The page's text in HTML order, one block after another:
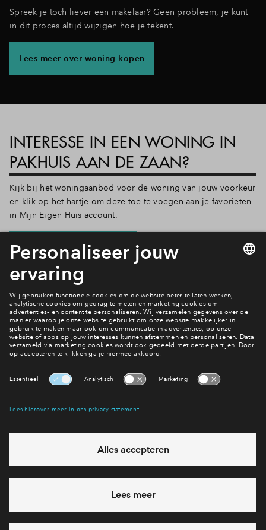
Spreek je toch liever een makelaar? Geen probleem, je kunt
in dit proces altijd wijzigen hoe je tekent.
Lees meer over woning kopen
INTERESSE IN EEN WONING IN
PAKHUIS AAN DE ZAAN?
Kijk bij het woningaanbod voor de woning van jouw voorkeur
en klik op het hartje om deze toe te voegen aan je favorieten
in Mijn Eigen Huis account.
Bekijk het woningaanbod
Kies jouw favoriete woning
Hiermee blijf je op de hoogte van het belangrijkste nieuws en
Ja, ik wil mij aanmelden
Heb je een vraag en wil je direct antwoord? Bel ons op088
7122193
6 dagen per week beschikbaar (behalve tijdens